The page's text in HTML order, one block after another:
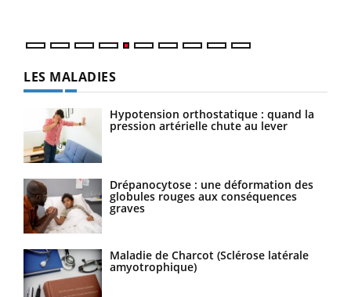
LES MALADIES
Hypotension orthostatique : quand la
pression artérielle chute au lever
Drépanocytose : une déformation des
globules rouges aux conséquences
graves
Maladie de Charcot (Sclérose latérale
amyotrophique)